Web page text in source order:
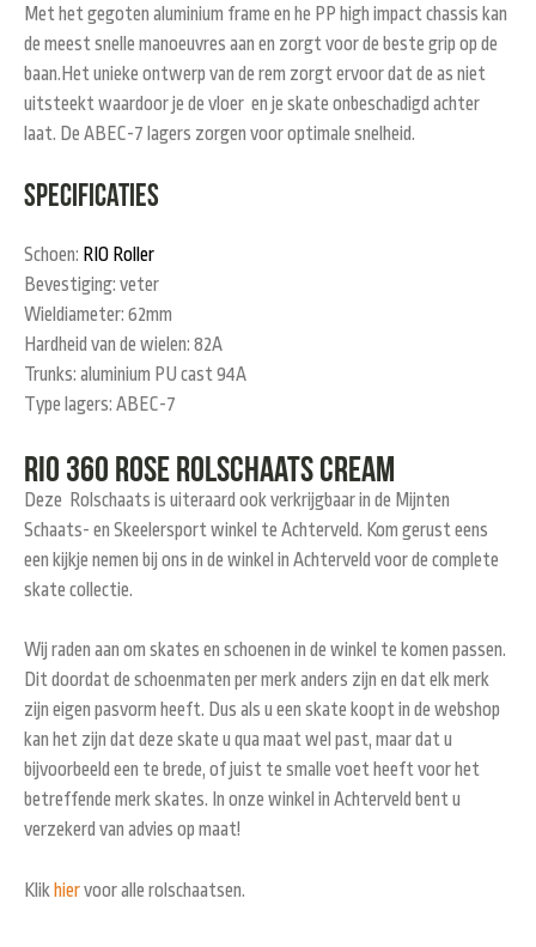
Met het gegoten aluminium frame en he PP high impact chassis kan
de meest snelle manoeuvres aan en zorgt voor de beste grip op de
baan.Het unieke ontwerp van de rem zorgt ervoor dat de as niet
uitsteekt waardoor je de vloer en je skate onbeschadigd achter
laat. De ABEC-7 lagers zorgen voor optimale snelheid.
Specificaties
Schoen: RIO Roller
Bevestiging: veter
Wieldiameter: 62mm
Hardheid van de wielen: 82A
Trunks: aluminium PU cast 94A
Type lagers: ABEC-7
Rio 360 ROSE Rolschaats cream
Deze Rolschaats is uiteraard ook verkrijgbaar in de Mijnten
Schaats- en Skeelersport winkel te Achterveld. Kom gerust eens
een kijkje nemen bij ons in de winkel in Achterveld voor de complete
skate collectie.
Wij raden aan om skates en schoenen in de winkel te komen passen.
Dit doordat de schoenmaten per merk anders zijn en dat elk merk
zijn eigen pasvorm heeft. Dus als u een skate koopt in de webshop
kan het zijn dat deze skate u qua maat wel past, maar dat u
bijvoorbeeld een te brede, of juist te smalle voet heeft voor het
betreffende merk skates. In onze winkel in Achterveld bent u
verzekerd van advies op maat!
Klik hiervoor alle rolschaatsen.